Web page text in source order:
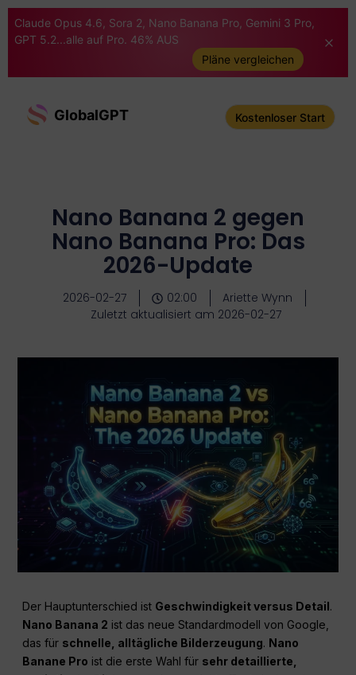
Claude Opus 4.6, Sora 2, Nano Banana Pro, Gemini 3 Pro,
GPT 5.2...alle auf Pro. 46% AUS
Pläne vergleichen
GlobalGPT Kostenloser Start
Nano Banana 2 gegen
Nano Banana Pro: Das
2026-Update
2026-02-27 02:00
Ariette Wynn
Zuletzt aktualisiert am 2026-02-27
Der Hauptunterschied ist Geschwindigkeit versus Detail.
Nano Banana 2 ist das neue Standardmodell von Google,
das für schnelle, alltägliche Bilderzeugung. Nano
Banane Pro ist die erste Wahl für sehr detaillierte,